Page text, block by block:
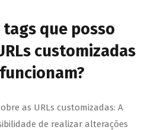
tags que posso
customizadas
as URLs customizadas: A
de realizar alterações